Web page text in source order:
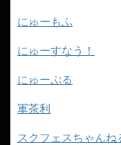
にゅーもふ
にゅーすなう！
にゅーぷる
軍茶利
スクフェスちゃん